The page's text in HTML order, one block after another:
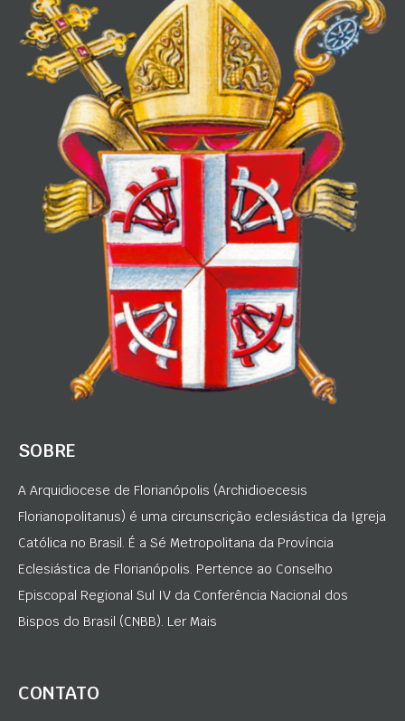
SOBRE
A Arquidiocese de Florianópolis (Archidioecesis
Florianopolitanus) é uma circunscrição eclesiástica da Igreja
Católica no Brasil. É a Sé Metropolitana da Província
Eclesiástica de Florianópolis. Pertence ao Conselho
Episcopal Regional Sul IV da Conferência Nacional dos
Bispos do Brasil (CNBB). Ler Mais
CONTATO